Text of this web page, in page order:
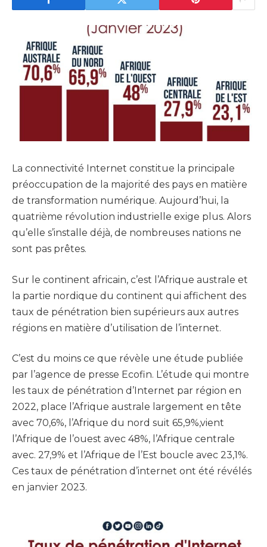
La connectivité Internet constitue la principale
préoccupation de la majorité des pays en matière
de transformation numérique. Aujourd’hui, la
quatrième révolution industrielle exige plus. Alors
qu’elle s’installe déjà, de nombreuses nations ne
sont pas prêtes.
Sur le continent africain, c’est l’Afrique australe et
la partie nordique du continent qui affichent des
taux de pénétration bien supérieurs aux autres
régions en matière d’utilisation de l’internet.
C’est du moins ce que révèle une étude publiée
par l’agence de presse Ecofin. L’étude qui montre
les taux de pénétration d’Internet par région en
2022, place l’Afrique australe largement en tête
avec 70,6%, l’Afrique du nord suit 65,9%,vient
l’Afrique de l’ouest avec 48%, l’Afrique centrale
avec. 27,9% et l’Afrique de l’Est boucle avec 23,1%.
Ces taux de pénétration d’internet ont été révélés
en janvier 2023.